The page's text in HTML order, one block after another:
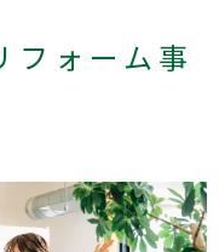
フォーム事